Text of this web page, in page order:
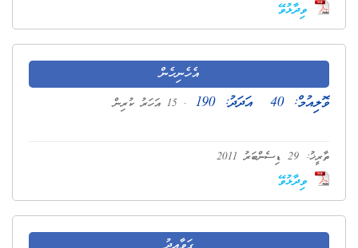
ވިދާޅުވޭ
އެހެނިހެން
ވޮލިއުމް:40 އަދަދު:190 . 15 އަހަރު ކުރިން
ތާރީޚު: 29 ޑިސެންބަރު 2011
ވިދާޅުވޭ